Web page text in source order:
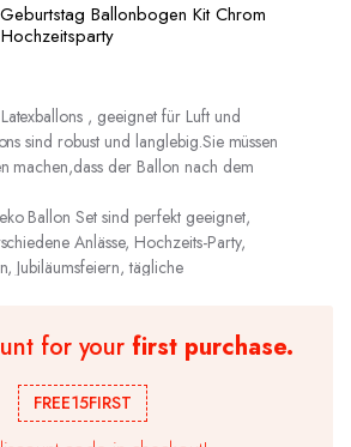
Ballonbogen Kit Chrom
, geeignet für Luft und
sind robust und langlebig.Sie müssen
machen,dass der Ballon nach dem
Ballon Set sind perfekt geeignet,
Anlässe, Hochzeits-Party,
Jubiläumsfeiern, tägliche
for yourfirst purchase.
FREE15FIRST